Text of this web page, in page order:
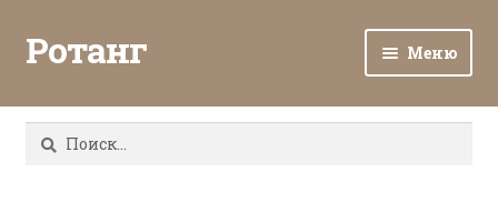
Ротанг Меню
Каталог
Найти: